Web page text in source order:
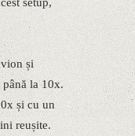
și
la 10x.
și cu un
reușite.